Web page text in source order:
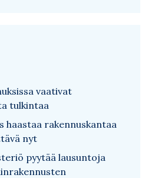
vaativat
tulkintaa
haastaa rakennuskantaa
nyt
pyytää lausuntoja